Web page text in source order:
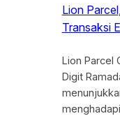
Lion Parcel,
Transaksi
Lion Parcel
Digit